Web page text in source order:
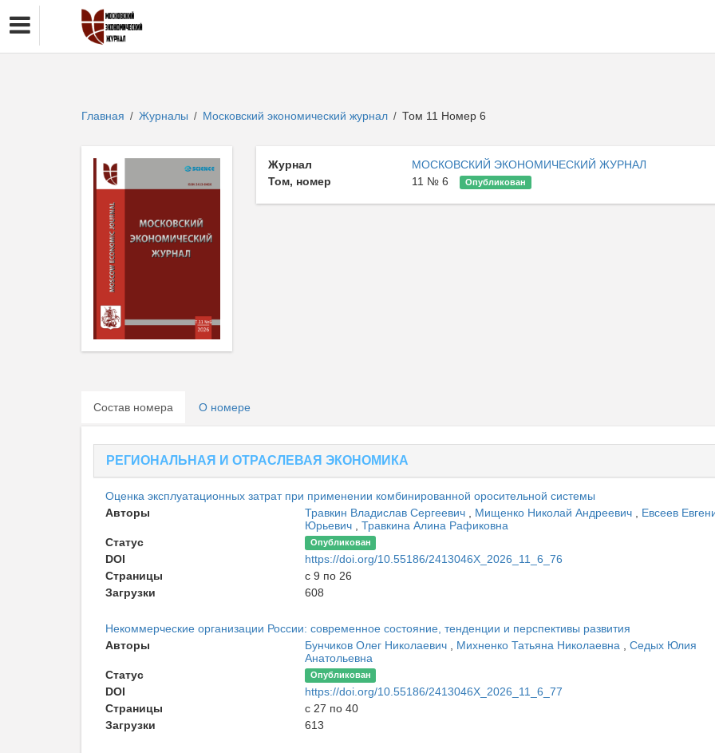
Главная / Журналы / Московский экономический журнал / Том 11 Номер 6
Журнал
МОСКОВСКИЙ ЭКОНОМИЧЕСКИЙ ЖУРНАЛ
Том, номер
11 № 6 Опубликован
Состав номера О номере
РЕГИОНАЛЬНАЯ И ОТРАСЛЕВАЯ ЭКОНОМИКА
Оценка эксплуатационных затрат при применении комбинированной оросительной системы
Авторы
Травкин Владислав Сергеевич Мищенко Николай Андреевич
Евсеев
Юрьевич
Травкина Алина Рафиковна
Статус
Опубликован
DOI
https://doi.org/10.55186/2413046X_2026_11_6_76
Страницы
с 9 по 26
Загрузки
608
Некоммерческие организации России: современное состояние, тенденции и перспективы развития
Авторы
Бунчиков Олег Николаевич Михненко Татьяна Николаевна
Седых Юлия
Анатольевна
Статус
Опубликован
DOI
https://doi.org/10.55186/2413046X_2026_11_6_77
Страницы
с 27 по 40
Загрузки
613